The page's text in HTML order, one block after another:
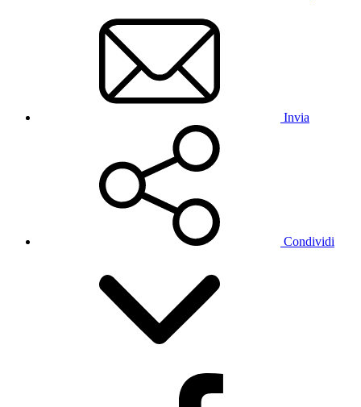
Invia
Condividi